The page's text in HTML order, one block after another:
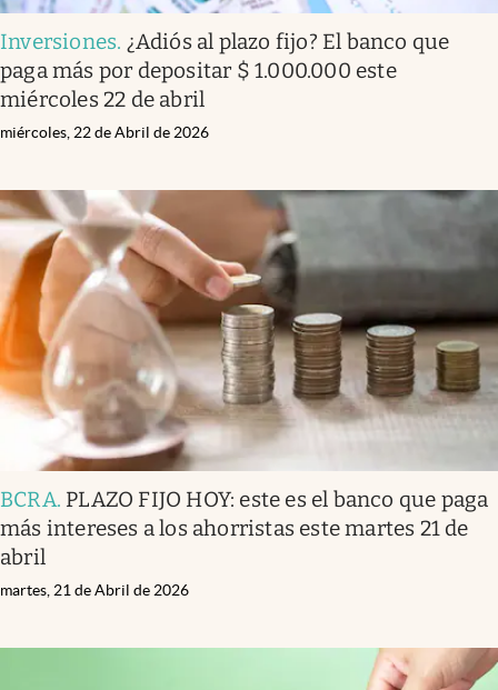
Inversiones. ¿Adiós al plazo fijo? El banco que
paga más por depositar $ 1.000.000 este
miércoles 22 de abril
miércoles, 22 de Abril de 2026
BCRA. PLAZO FIJO HOY: este es el banco que paga
más intereses a los ahorristas este martes 21 de
abril
martes, 21 de Abril de 2026